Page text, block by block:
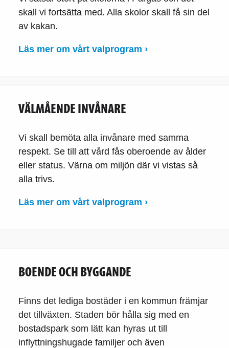
skall vi fortsätta med. Alla skolor skall få sin del
av kakan.
Läs mer om vårt valprogram ›
VÄLMÅENDE INVÅNARE
Vi skall bemöta alla invånare med samma
respekt. Se till att vård fås oberoende av ålder
eller status. Värna om miljön där vi vistas så
alla trivs.
Läs mer om vårt valprogram ›
BOENDE OCH BYGGANDE
Finns det lediga bostäder i en kommun främjar
det tillväxten. Staden bör hålla sig med en
bostadspark som lätt kan hyras ut till
inflyttningshugade familjer och även